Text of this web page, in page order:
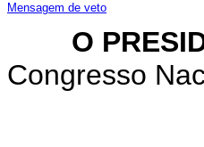
Mensagem de veto
O
Congresso